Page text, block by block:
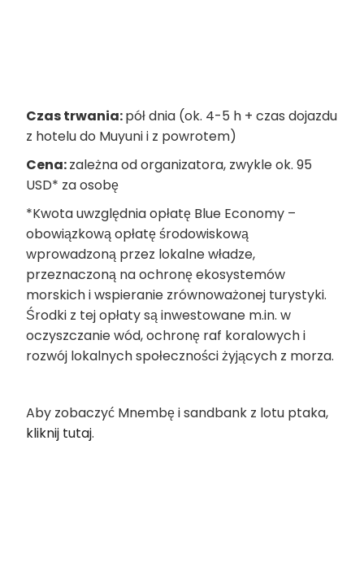
Czas trwania:pół dnia (ok. 4-5 h + czas dojazdu
z hotelu do Muyuni i z powrotem)
Cena:zależna od organizatora, zwykle ok. 95
USD* za osobę
*Kwota uwzględnia opłatę Blue Economy –
obowiązkową opłatę środowiskową
wprowadzoną przez lokalne władze,
przeznaczoną na ochronę ekosystemów
morskich i wspieranie zrównoważonej turystyki.
Środki z tej opłaty są inwestowane m.in. w
oczyszczanie wód, ochronę raf koralowych i
rozwój lokalnych społeczności żyjących z morza.
Aby zobaczyć Mnembę i sandbank z lotu ptaka,
kliknij tutaj.